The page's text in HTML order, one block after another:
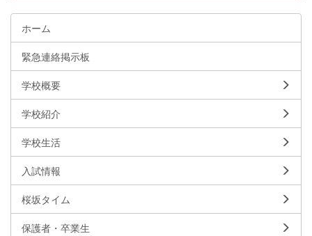
ホーム
緊急連絡掲示板
学校概要
学校紹介
学校生活
入試情報
桜坂タイム
保護者・卒業生